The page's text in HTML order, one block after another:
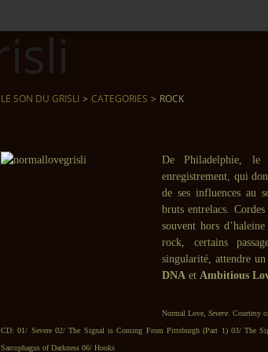
LE SON DU GRISLI > CATEGORIES > ROCK
De Philadelphie, le
enregistrement, qui
de ses influences au
bruts entrelacs.
souvent hors
rock, certains
singularité, attendre
DNA et Ambitious
Normal Love, Severe . Courtesy
CD: 01/ Severe 02/ The Signal is Coming From Pittsburgh (Part 1) 03/ The
Sarcophagus of Darkness 06/ Hooks